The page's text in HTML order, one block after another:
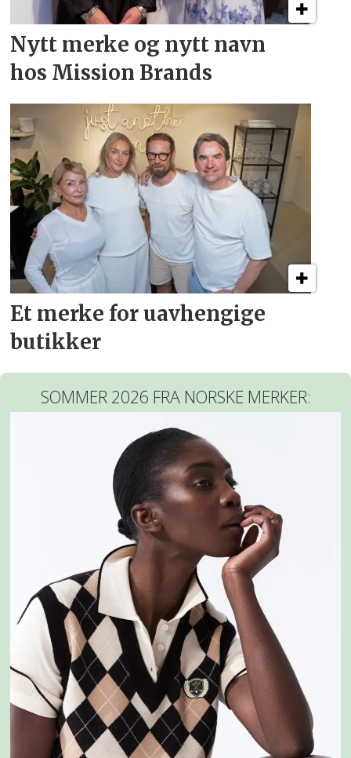
Nytt merke og nytt navn
hos Mission Brands
Et merke for uavhengige
butikker
SOMMER 2026 FRA NORSKE MERKER: